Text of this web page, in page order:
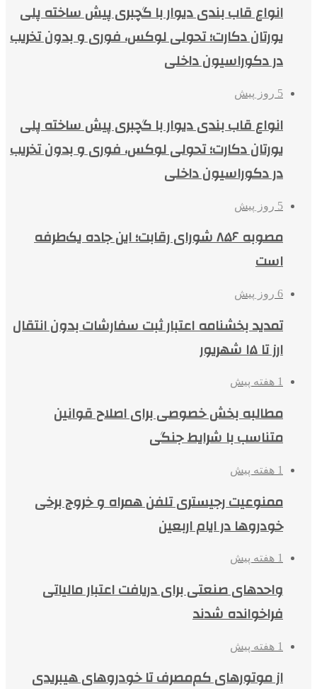
انواع قاب بندی دیوار با گچبری پیش ساخته پلی
یورتان دکارت؛ تحولی لوکس، فوری و بدون تخریب
در دکوراسیون داخلی
5 روز پیش
انواع قاب بندی دیوار با گچبری پیش ساخته پلی
یورتان دکارت؛ تحولی لوکس، فوری و بدون تخریب
در دکوراسیون داخلی
5 روز پیش
مصوبه ۸۵۶ شورای رقابت؛ این جاده یک‌طرفه
است
6 روز پیش
تمدید بخشنامه اعتبار ثبت سفارشات بدون انتقال
ارز تا ۱۵ شهریور
1 هفته پیش
مطالبه بخش خصوصی برای اصلاح قوانین
متناسب با شرایط جنگی
1 هفته پیش
ممنوعیت رجیستری تلفن همراه و خروج برخی
خودروها در ایام اربعین
1 هفته پیش
واحدهای صنعتی برای دریافت اعتبار مالیاتی
فراخوانده شدند
1 هفته پیش
از موتورهای کم‌مصرف تا خودروهای هیبریدی